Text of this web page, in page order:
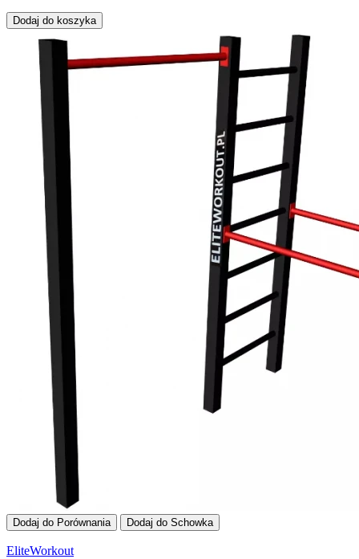
Dodaj do koszyka
Dodaj do Porównania Dodaj do Schowka
EliteWorkout